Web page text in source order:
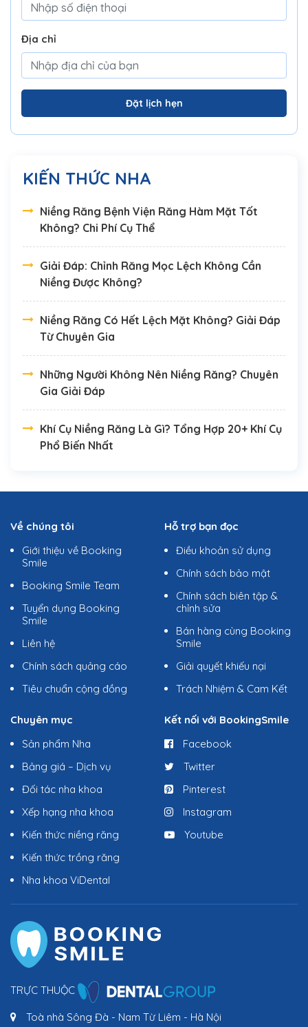
Địa chỉ
Đặt lịch hẹn
KIẾN THỨC NHA
Niềng Răng Bệnh Viện Răng Hàm Mặt Tốt
Không? Chi Phí Cụ Thể
Giải Đáp: Chỉnh Răng Mọc Lệch Không Cần
Niềng Được Không?
Niềng Răng Có Hết Lệch Mặt Không? Giải Đáp
Từ Chuyên Gia
Những Người Không Nên Niềng Răng? Chuyên
Gia Giải Đáp
Khí Cụ Niềng Răng Là Gì? Tổng Hợp 20+ Khí Cụ
Phổ Biến Nhất
Về chúng tôi
Giới thiệu về Booking
Smile
Booking Smile Team
Tuyển dụng Booking
Smile
Liên hệ
Chính sách quảng cáo
Tiêu chuẩn cộng đồng
Hỗ trợ bạn đọc
Điều khoản sử dụng
Chính sách bảo mật
Chính sách biên tập &
chỉnh sửa
Bán hàng cùng Booking
Smile
Giải quyết khiếu nại
Trách Nhiệm & Cam Kết
Chuyên mục
Sản phẩm Nha
Bảng giá – Dịch vụ
Đối tác nha khoa
Xếp hạng nha khoa
Kiến thức niềng răng
Kiến thức trồng răng
Nha khoa ViDental
Kết nối với BookingSmile
Facebook
Twitter
Pinterest
Instagram
Youtube
TRỰC THUỘC
Toà nhà Sông Đà - Nam Từ Liêm - Hà Nội